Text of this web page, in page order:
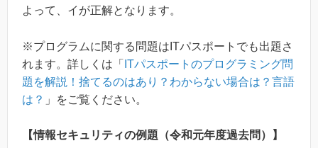
よって、イが正解となります。
※プログラムに関する問題はITパスポートでも出題さ
れます。詳しくは「 ITパスポートのプログラミング問
題を解説！捨てるのはあり？わからない場合は？言語
は？ 」をご覧ください。
【情報セキュリティの例題（令和元年度過去問）】